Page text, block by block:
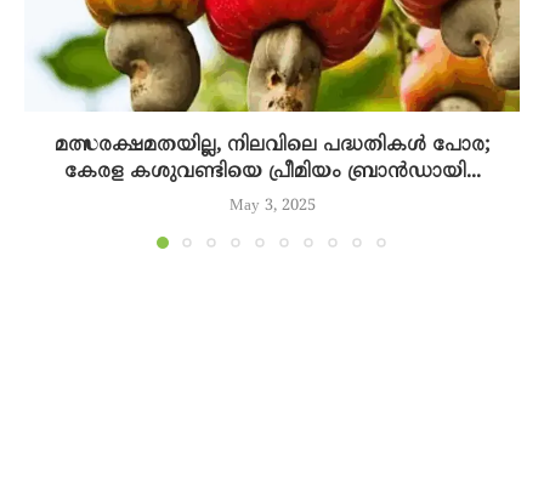
മത്സരക്ഷമതയില്ല, നിലവിലെ പദ്ധതികൾ പോര;
കേരള കശുവണ്ടിയെ പ്രീമിയം ബ്രാൻഡായി...
May 3, 2025